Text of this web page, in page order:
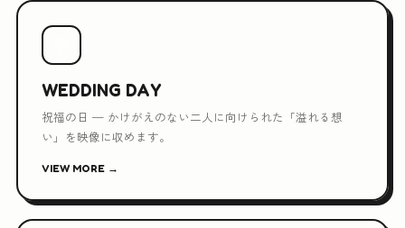
WEDDING DAY
祝福の日 — かけがえのない二人に向けられた「溢れる想
い」を映像に収めます。
VIEW MORE →